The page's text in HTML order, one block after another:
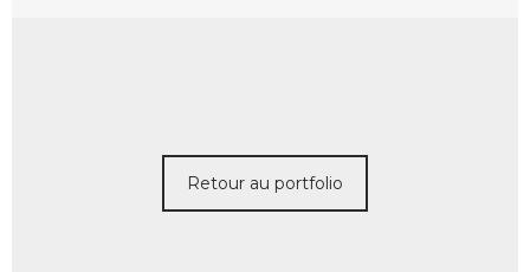
Retour au portfolio